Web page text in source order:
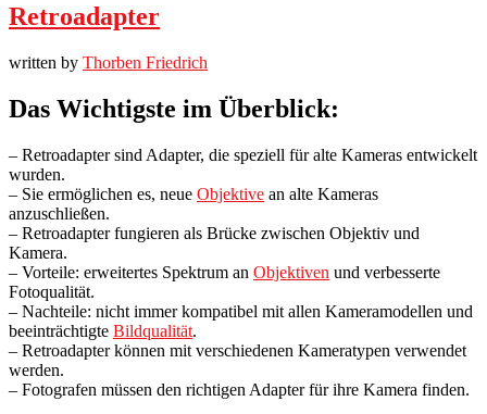
Retroadapter
written by Thorben Friedrich
Das Wichtigste im Überblick:
– Retroadapter sind Adapter, die speziell für alte Kameras entwickelt
wurden.
– Sie ermöglichen es, neue Objektive an alte Kameras
anzuschließen.
– Retroadapter fungieren als Brücke zwischen Objektiv und
Kamera.
– Vorteile: erweitertes Spektrum an Objektiven und verbesserte
Fotoqualität.
– Nachteile: nicht immer kompatibel mit allen Kameramodellen und
beeinträchtigte Bildqualität.
– Retroadapter können mit verschiedenen Kameratypen verwendet
werden.
– Fotografen müssen den richtigen Adapter für ihre Kamera finden.